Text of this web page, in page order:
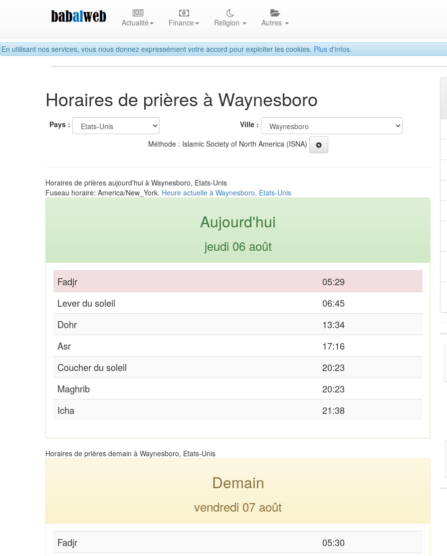
En utilisant nos services, vous nous donnez expressément votre accord pour exploiter les cookies. Plus d'infos.
Actualité Finance Religion Autres
Horaires de prières à Waynesboro
Pays :
Ville :
Méthode : Islamic Society of North America (ISNA)
Horaires de prières aujourd'hui à Waynesboro, Etats-Unis
Fuseau horaire: America/New_York. Heure actuelle à Waynesboro, Etats-Unis
Aujourd'hui
jeudi 06 août
Fadjr
05:29
Lever du soleil
06:45
Dohr
13:34
Asr
17:16
Coucher du soleil
20:23
Maghrib
20:23
Icha
21:38
Horaires de prières demain à Waynesboro, Etats-Unis
Demain
vendredi 07 août
Fadjr
05:30